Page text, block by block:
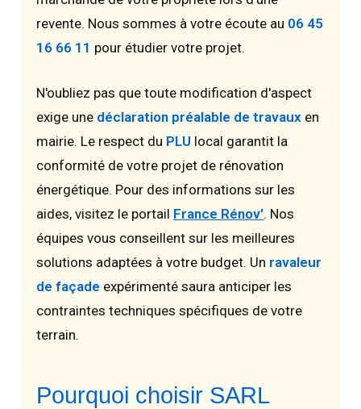
revente. Nous sommes à votre écoute au 06 45
16 66 11 pour étudier votre projet.
N'oubliez pas que toute modification d'aspect
exige une déclaration préalable de travaux en
mairie. Le respect du PLU local garantit la
conformité de votre projet de rénovation
énergétique. Pour des informations sur les
aides, visitez le portail France Rénov'. Nos
équipes vous conseillent sur les meilleures
solutions adaptées à votre budget. Un ravaleur
de façade expérimenté saura anticiper les
contraintes techniques spécifiques de votre
terrain.
Pourquoi choisir SARL